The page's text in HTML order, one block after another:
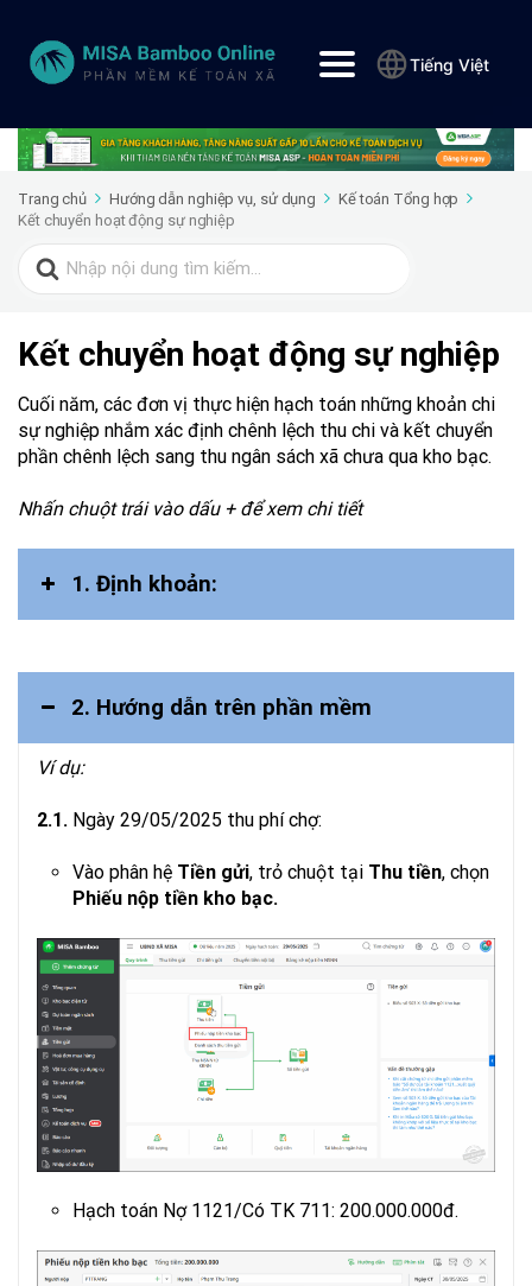
Tiếng Việt
Trang chủ Hướng dẫn nghiệp vụ, sử dụng
Kế toán Tổng hợp
Kết chuyển hoạt động sự nghiệp
Search
for:
Kết chuyển hoạt động sự nghiệp
Cuối năm, các đơn vị thực hiện hạch toán những khoản chi
sự nghiệp nhắm xác định chênh lệch thu chi và kết chuyển
phần chênh lệch sang thu ngân sách xã chưa qua kho bạc.
Nhấn chuột trái vào dấu + để xem chi tiết
1. Định khoản:
2. Hướng dẫn trên phần mềm
Ví dụ:
2.1. Ngày 29/05/2025 thu phí chợ:
Vào phân hệ Tiền gửi, trỏ chuột tại Thu tiền, chọn
Phiếu nộp tiền kho bạc.
Hạch toán Nợ 1121/Có TK 711: 200.000.000đ.